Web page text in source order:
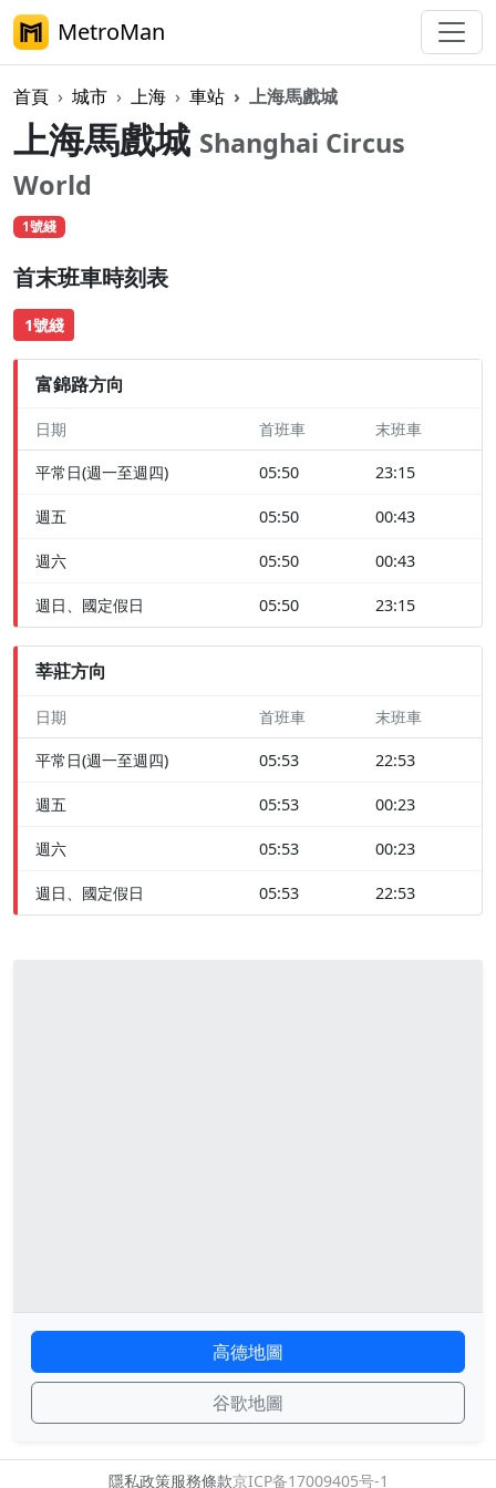
MetroMan
首頁 城市 上海 車站 上海馬戲城
上海馬戲城 Shanghai Circus
World
1號綫
首末班車時刻表
1號綫
富錦路方向
日期 首班車 末班車
平常日(週一至週四) 05:50 23:15
週五 05:50 00:43
週六 05:50 00:43
週日、國定假日 05:50 23:15
莘莊方向
日期 首班車 末班車
平常日(週一至週四) 05:53 22:53
週五 05:53 00:23
週六 05:53 00:23
週日、國定假日 05:53 22:53
高德地圖
谷歌地圖
隱私政策服務條款京ICP备17009405号-1